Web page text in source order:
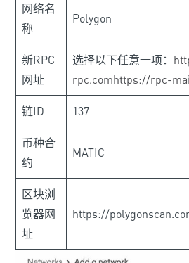
网络名
称
Polygon
新RPC
网址
选择以下任意一项：
rpc.comhttps://rpc-
链ID 137
币种合
约
MATIC
区块浏
览器网
址
https://